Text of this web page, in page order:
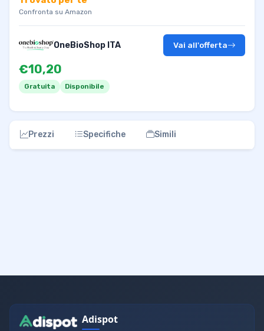
Confronta su Amazon
OneBioShop ITA
€10,20
Gratuita Disponibile
Vai all'offerta
Prezzi Specifiche Simili
Adispot